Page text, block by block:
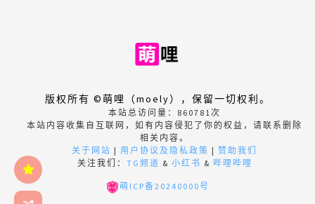
版权所有 ©萌哩（moely），保留一切权利。
本站总访问量： 860781次
本站内容收集自互联网，如有内容侵犯了你的权益，请联系删除
相关内容。
关于网站 | 用户协议及隐私政策 | 赞助我们
关注我们： TG频道 & 小红书 & 哔哩哔哩
萌ICP备20240000号